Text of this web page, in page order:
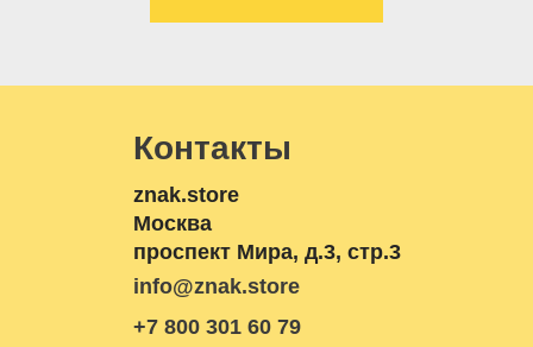
Контакты
znak.store
Москва
проспект Мира, д.3, стр.3
info@znak.store
+7 800 301 60 79